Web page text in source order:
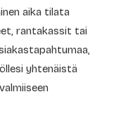
aika tilata
rantakassit tai
yhtenäistä